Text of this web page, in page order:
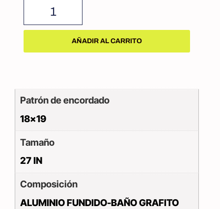
AÑADIR AL CARRITO
Patrón de encordado
18×19
Tamaño
27 IN
Composición
ALUMINIO FUNDIDO-BAÑO GRAFITO